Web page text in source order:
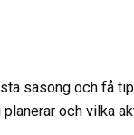
säsong och få
och vilka